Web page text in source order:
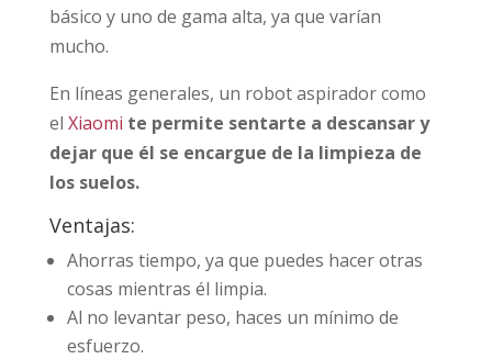
básico y uno de gama alta, ya que varían
mucho.
En líneas generales, un robot aspirador como
el Xiaomi te permite sentarte a descansar y
dejar que él se encargue de la limpieza de
los suelos.
Ventajas:
Ahorras tiempo, ya que puedes hacer otras
cosas mientras él limpia.
Al no levantar peso, haces un mínimo de
esfuerzo.